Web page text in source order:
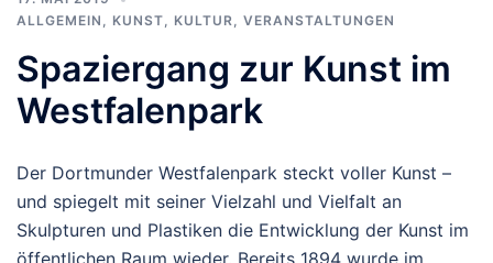
ALLGEMEIN , KUNST, KULTUR, VERANSTALTUNGEN
Spaziergang zur Kunst im
Westfalenpark
Der Dortmunder Westfalenpark steckt voller Kunst –
und spiegelt mit seiner Vielzahl und Vielfalt an
Skulpturen und Plastiken die Entwicklung der Kunst im